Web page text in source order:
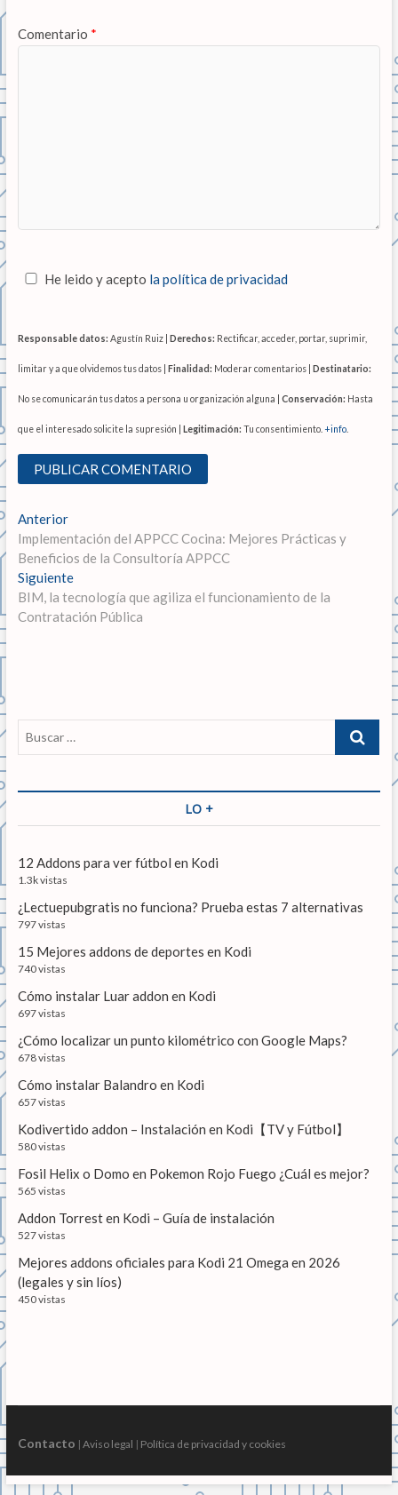
Comentario *
He leido y acepto la política de privacidad
Responsable datos: Agustín Ruiz | Derechos: Rectificar, acceder, portar, suprimir,
limitar y a que olvidemos tus datos | Finalidad: Moderar comentarios | Destinatario:
No se comunicarán tus datos a persona u organización alguna | Conservación: Hasta
que el interesado solicite la supresión | Legitimación: Tu consentimiento. +info.
N
a
v
e
i
ó
e
e
n
t
r
a
d
a
s
AnteriorE
n
t
r
a
d
i
r
Implementación del APPCC Cocina: Mejores Prácticas y
Beneficios de la Consultoría APPCC
SiguienteE
n
t
g
i
n
e
BIM, la tecnología que agiliza el funcionamiento de la
Contratación Pública
c
r
LO +
12 Addons para ver fútbol en Kodi
1.3k vistas
¿Lectuepubgratis no funciona? Prueba estas 7 alternativas
797 vistas
15 Mejores addons de deportes en Kodi
740 vistas
Cómo instalar Luar addon en Kodi
697 vistas
¿Cómo localizar un punto kilométrico con Google Maps?
678 vistas
Cómo instalar Balandro en Kodi
657 vistas
Kodivertido addon – Instalación en Kodi【TV y Fútbol】
580 vistas
Fosil Helix o Domo en Pokemon Rojo Fuego ¿Cuál es mejor?
565 vistas
Addon Torrest en Kodi – Guía de instalación
527 vistas
Mejores addons oficiales para Kodi 21 Omega en 2026
(legales y sin líos)
450 vistas
Contacto | Aviso legal | Política de privacidad y cookies